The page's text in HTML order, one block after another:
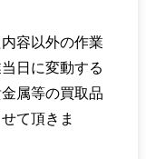
容以外の作業
日に変動する
属等の買取品
て頂きま